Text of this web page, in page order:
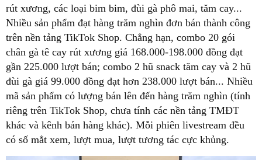
rút xương, các loại bim bim, đùi gà phô mai, tăm cay...
Nhiều sản phẩm đạt hàng trăm nghìn đơn bán thành công
trên nền tảng TikTok Shop. Chẳng hạn, combo 20 gói
chân gà tê cay rút xương giá 168.000-198.000 đồng đạt
gần 225.000 lượt bán; combo 2 hũ snack tăm cay và 2 hũ
đùi gà giá 99.000 đồng đạt hơn 238.000 lượt bán... Nhiều
mã sản phẩm có lượng bán lên đến hàng trăm nghìn (tính
riêng trên TikTok Shop, chưa tính các nền tảng TMĐT
khác và kênh bán hàng khác). Mỗi phiên livestream đều
có số mẳt xem, lượt mua, lượt tương tác cực khủng.